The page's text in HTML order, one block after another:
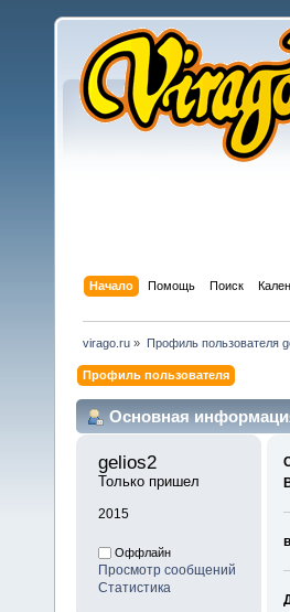
Начало Помощь Поиск
virago.ru » Профиль пользователя
Профиль пользователя
Основная
gelios2
Только пришел
2015
Оффлайн
Просмотр сообщений
Статистика